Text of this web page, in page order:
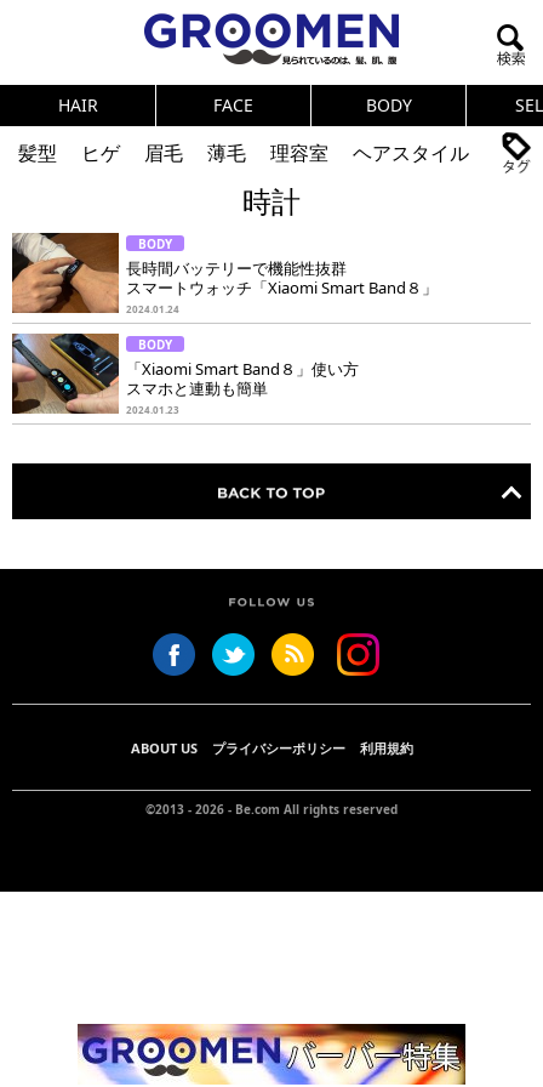
HAIR FACE BODY
髪型 ヒゲ 眉毛 薄毛 理容室
ヘアスタイル
ニオイ
メンズコスメ
NEWS PICK UP 筋肉
テストステロン
海外セレブ
健康
スキンケア 食事
調査結果
トレーニング
好印象な男
頭皮ケア
時計
BODY
長時間バッテリーで機能性抜群
スマートウォッチ「Xiaomi Smart Band８」
2024.01.24
BODY
「Xiaomi Smart Band８」使い方
スマホと連動も簡単
2024.01.23
ABOUT US プライバシーポリシー 利用規約
©2013 - 2026 - Be.com All rights reserved